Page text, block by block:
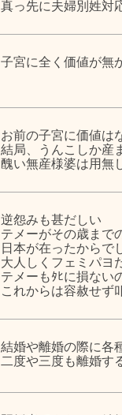
真っ先に夫婦別姓対
子宮に全く価値が無
お前の子宮に価値は
結局、うんこしか産
醜い無産様婆は用無
逆怨みも甚だしい
テメーがその歳まで
日本が在ったからで
大人しくフェミパヨ
テメーもﾀﾋに損ない
これからは容赦せず
結婚や離婚の際に各
二度や三度も離婚す